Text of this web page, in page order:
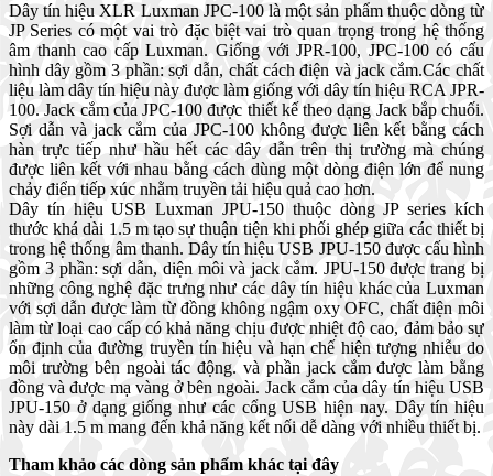
Dây tín hiệu XLR Luxman JPC-100 là một sản phẩm thuộc dòng từ
JP Series có một vai trò đặc biệt vai trò quan trọng trong hệ thống
âm thanh cao cấp Luxman. Giống với JPR-100, JPC-100 có cấu
hình dây gồm 3 phần: sợi dẫn, chất cách điện và jack cắm.Các chất
liệu làm dây tín hiệu này được làm giống với dây tín hiệu RCA JPR-
100. Jack cắm của JPC-100 được thiết kế theo dạng Jack bắp chuối.
Sợi dẫn và jack cắm của JPC-100 không được liên kết bằng cách
hàn trực tiếp như hầu hết các dây dẫn trên thị trường mà chúng
được liên kết với nhau bằng cách dùng một dòng điện lớn để nung
chảy điển tiếp xúc nhằm truyền tải hiệu quả cao hơn.
Dây tín hiệu USB Luxman JPU-150 thuộc dòng JP series kích
thước khá dài 1.5 m tạo sự thuận tiện khi phối ghép giữa các thiết bị
trong hệ thống âm thanh. Dây tín hiệu USB JPU-150 được cấu hình
gồm 3 phần: sợi dẫn, diện môi và jack cắm. JPU-150 được trang bị
những công nghệ đặc trưng như các dây tín hiệu khác của Luxman
với sợi dẫn được làm từ đồng không ngậm oxy OFC, chất điện môi
làm từ loại cao cấp có khả năng chịu được nhiệt độ cao, đảm bảo sự
ổn định của đường truyền tín hiệu và hạn chế hiện tượng nhiễu do
môi trường bên ngoài tác động. và phần jack cắm được làm bằng
đồng và được mạ vàng ở bên ngoài. Jack cắm của dây tín hiệu USB
JPU-150 ở dạng giống như các cổng USB hiện nay. Dây tín hiệu
này dài 1.5 m mang đến khả năng kết nối dễ dàng với nhiều thiết bị.
Tham khảo các dòng sản phẩm khác tại đây